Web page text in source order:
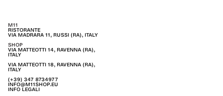
M11
RISTORANTE
VIA MADRARA 11, RUSSI (RA), ITALY
SHOP
VIA MATTEOTTI 14, RAVENNA (RA),
ITALY
VIA MATTEOTTI 18, RAVENNA (RA),
ITALY
(+39) 347 8734977
INFO@M11SHOP.EU
INFO LEGALI